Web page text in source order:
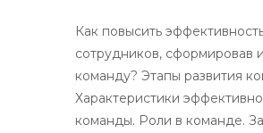
Как повысить
сотрудников, сформировав
команду? Этапы развития
Характеристики
команды. Роли в команде.